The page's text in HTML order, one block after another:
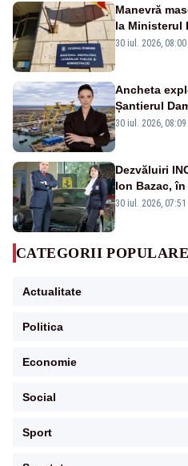
Manevră
la Ministerul
ies în stradă
30 iul. 2026, 08:00
Ancheta
Șantierul
scufundă
30 iul. 2026, 08:09
Dezvăluiri
Ion Bazac,
publice
30 iul. 2026, 07:51
CATEGORII
Actualitate
Politica
Economie
Social
Sport